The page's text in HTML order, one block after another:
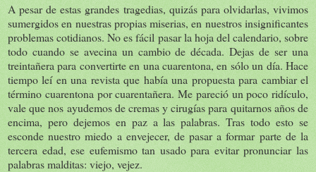
A pesar de estas grandes tragedias, quizás para olvidarlas, vivimos
sumergidos en nuestras propias miserias, en nuestros insignificantes
problemas cotidianos. No es fácil pasar la hoja del calendario, sobre
todo cuando se avecina un cambio de década. Dejas de ser una
treintañera para convertirte en una cuarentona, en sólo un día. Hace
tiempo leí en una revista que había una propuesta para cambiar el
término cuarentona por cuarentañera. Me pareció un poco ridículo,
vale que nos ayudemos de cremas y cirugías para quitarnos años de
encima, pero dejemos en paz a las palabras. Tras todo esto se
esconde nuestro miedo a envejecer, de pasar a formar parte de la
tercera edad, ese eufemismo tan usado para evitar pronunciar las
palabras malditas: viejo, vejez.